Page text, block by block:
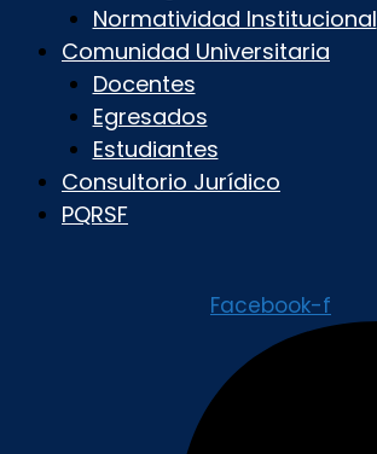
Normatividad Institucional
Comunidad Universitaria
Docentes
Egresados
Estudiantes
Consultorio Jurídico
PQRSF
Facebook-f